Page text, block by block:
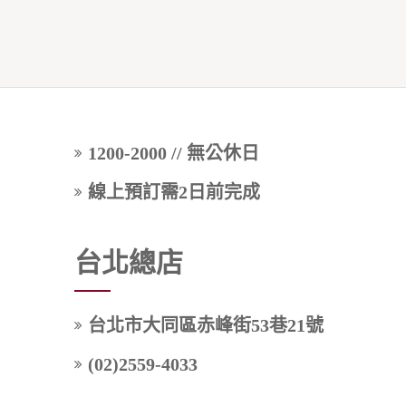
1200-2000 // 無公休日
線上預訂需2日前完成
台北總店
台北市大同區赤峰街53巷21號
(02)2559-4033